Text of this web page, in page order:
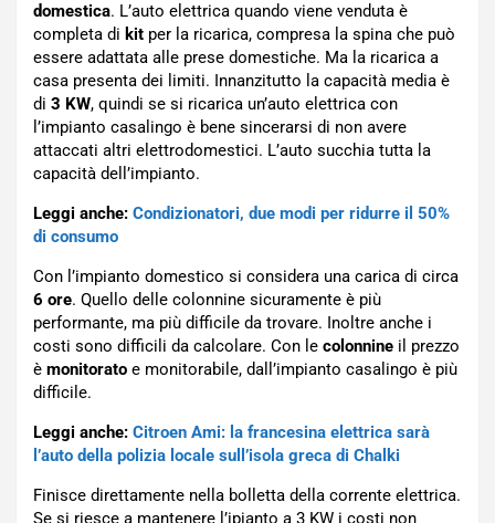
domestica. L’auto elettrica quando viene venduta è
completa di kit per la ricarica, compresa la spina che può
essere adattata alle prese domestiche. Ma la ricarica a
casa presenta dei limiti. Innanzitutto la capacità media è
di 3 KW, quindi se si ricarica un’auto elettrica con
l’impianto casalingo è bene sincerarsi di non avere
attaccati altri elettrodomestici. L’auto succhia tutta la
capacità dell’impianto.
Leggi anche: Condizionatori, due modi per ridurre il 50%
di consumo
Con l’impianto domestico si considera una carica di circa
6 ore. Quello delle colonnine sicuramente è più
performante, ma più difficile da trovare. Inoltre anche i
costi sono difficili da calcolare. Con le colonnine il prezzo
è monitorato e monitorabile, dall’impianto casalingo è più
difficile.
Leggi anche: Citroen Ami: la francesina elettrica sarà
l’auto della polizia locale sull’isola greca di Chalki
Finisce direttamente nella bolletta della corrente elettrica.